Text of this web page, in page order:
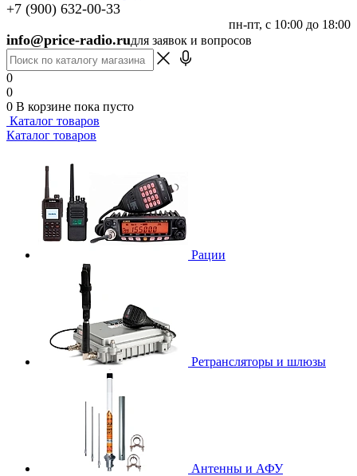
+7 (900) 632-00-33
пн-пт, с 10:00 до 18:00
info@price-radio.ruдля заявок и вопросов
0
0
0 В корзине пока пусто
Каталог товаров
Каталог товаров
Рации
Ретрансляторы и шлюзы
Антенны и АФУ